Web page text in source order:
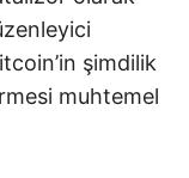
şimdilik
muhtemel